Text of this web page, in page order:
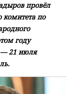
провёл
комитета по
году
— 21 июля